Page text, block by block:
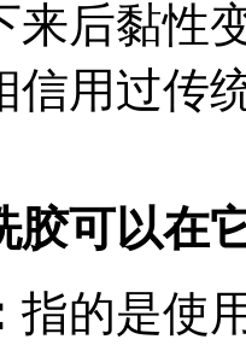
来后黏性
信用过传
胶可以在
指的是使